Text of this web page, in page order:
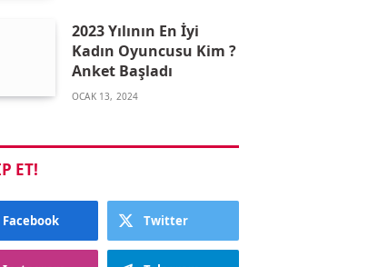
2023 Yılının En İyi
Kadın Oyuncusu Kim ?
Anket Başladı
OCAK 13, 2024
ET!
Facebook Twitter